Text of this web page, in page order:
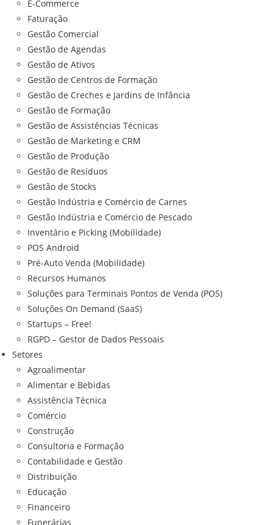
E-Commerce
Faturação
Gestão Comercial
Gestão de Agendas
Gestão de Ativos
Gestão de Centros de Formação
Gestão de Creches e Jardins de Infância
Gestão de Formação
Gestão de Assistências Técnicas
Gestão de Marketing e CRM
Gestão de Produção
Gestão de Resíduos
Gestão de Stocks
Gestão Indústria e Comércio de Carnes
Gestão Indústria e Comércio de Pescado
Inventário e Picking (Mobilidade)
POS Android
Pré-Auto Venda (Mobilidade)
Recursos Humanos
Soluções para Terminais Pontos de Venda (POS)
Soluções On Demand (SaaS)
Startups – Free!
RGPD – Gestor de Dados Pessoais
Setores
Agroalimentar
Alimentar e Bebidas
Assistência Técnica
Comércio
Construção
Consultoria e Formação
Contabilidade e Gestão
Distribuição
Educação
Financeiro
Funerárias